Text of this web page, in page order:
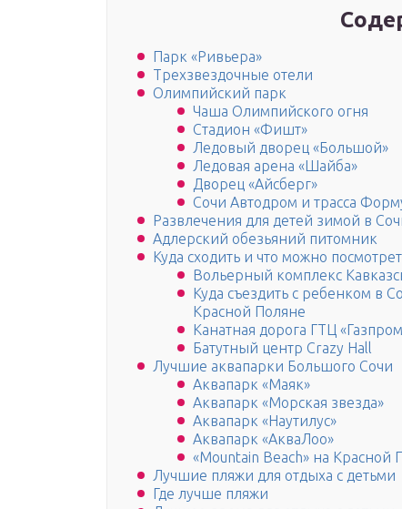
Парк «Ривьера»
Трехзвездочные отели
Олимпийский парк
Чаша Олимпийского огня
Стадион «Фишт»
Ледовый дворец «Большой»
Ледовая арена «Шайба»
Дворец «Айсберг»
Сочи Автодром и трасса
Развлечения для детей зимой в
Адлерский обезьяний питомник
Куда сходить и что можно
Вольерный комплекс
Куда съездить с ребенком в
Красной Поляне
Канатная дорога ГТЦ
Батутный центр Crazy Hall
Лучшие аквапарки Большого Сочи
Аквапарк «Маяк»
Аквапарк «Морская звезда»
Аквапарк «Наутилус»
Аквапарк «АкваЛоо»
«Mountain Beach» на Красной
Лучшие пляжи для отдыха с детьми
Где лучше пляжи